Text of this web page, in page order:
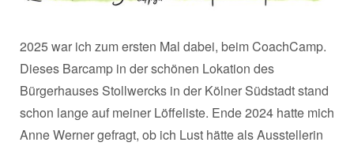
2025 war ich zum ersten Mal dabei, beim CoachCamp.
Dieses Barcamp in der schönen Lokation des
Bürgerhauses Stollwercks in der Kölner Südstadt stand
schon lange auf meiner Löffeliste. Ende 2024 hatte mich
Anne Werner gefragt, ob ich Lust hätte als Ausstellerin